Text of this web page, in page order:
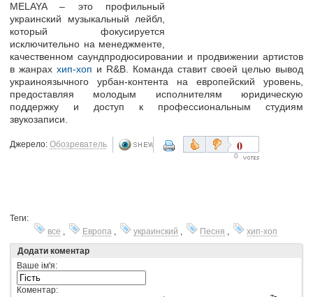
MELAYA – это профильный
украинский музыкальный лейбл,
который фокусируется
исключительно на менеджменте,
качественном саундпродюсировании и продвижении артистов
в жанрах хип-хоп и R&B. Команда ставит своей целью вывод
украиноязычного урбан-контента на европейский уровень,
предоставляя молодым исполнителям юридическую
поддержку и доступ к профессиональным студиям
звукозаписи.
Джерело: Обозреватель 0
0
Теги:
все
Европа украинский Песня
хип-хоп
Додати коментар
Ваше ім'я:
Коментар: